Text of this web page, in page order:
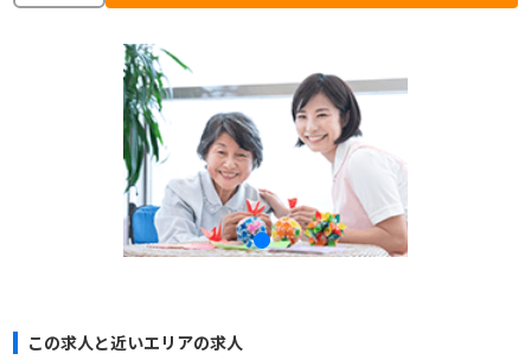
この求人と近いエリアの求人